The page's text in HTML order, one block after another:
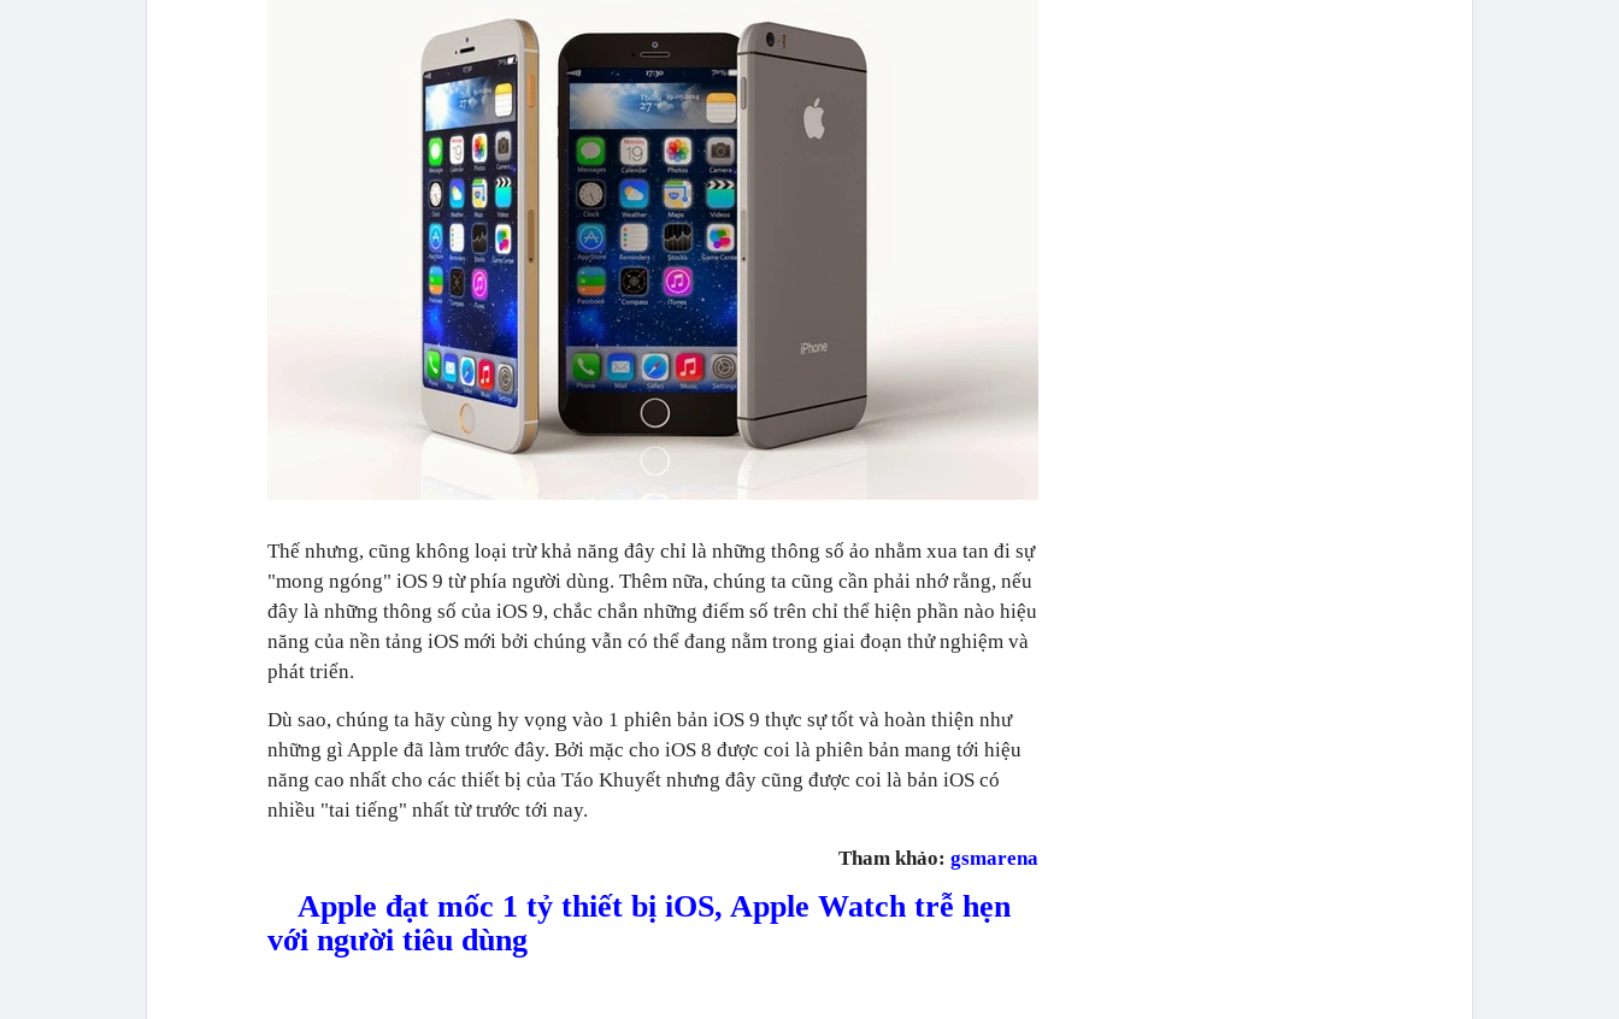
Thế nhưng, cũng không loại trừ khả năng đây chỉ là những thông số ảo nhằm xua tan đi sự
"mong ngóng" iOS 9 từ phía người dùng. Thêm nữa, chúng ta cũng cần phải nhớ rằng, nếu
đây là những thông số của iOS 9, chắc chắn những điểm số trên chỉ thể hiện phần nào hiệu
năng của nền tảng iOS mới bởi chúng vẫn có thể đang nằm trong giai đoạn thử nghiệm và
phát triển.
Dù sao, chúng ta hãy cùng hy vọng vào 1 phiên bản iOS 9 thực sự tốt và hoàn thiện như
những gì Apple đã làm trước đây. Bởi mặc cho iOS 8 được coi là phiên bản mang tới hiệu
năng cao nhất cho các thiết bị của Táo Khuyết nhưng đây cũng được coi là bản iOS có
nhiều "tai tiếng" nhất từ trước tới nay.
Tham khảo: gsmarena
Apple đạt mốc 1 tỷ thiết bị iOS, Apple Watch trễ hẹn
với người tiêu dùng